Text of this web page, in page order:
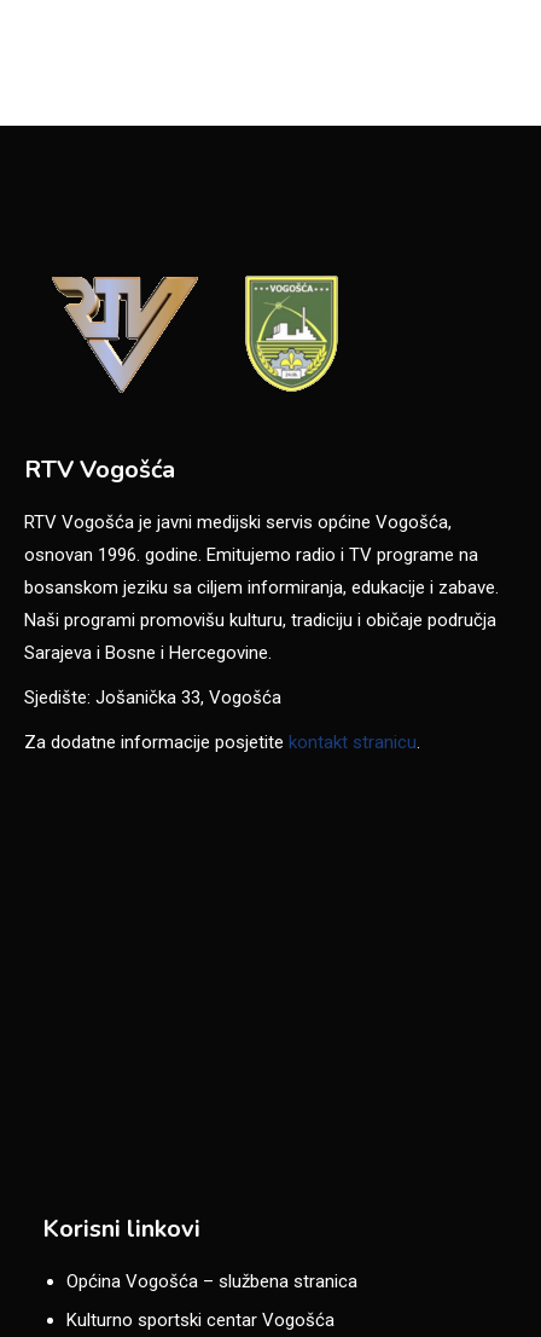
RTV Vogošća
RTV Vogošća je javni medijski servis općine Vogošća,
osnovan 1996. godine. Emitujemo radio i TV programe na
bosanskom jeziku sa ciljem informiranja, edukacije i zabave.
Naši programi promovišu kulturu, tradiciju i običaje područja
Sarajeva i Bosne i Hercegovine.
Sjedište: Jošanička 33, Vogošća
Za dodatne informacije posjetite kontakt stranicu.
Korisni linkovi
Općina Vogošća – službena stranica
Kulturno sportski centar Vogošća